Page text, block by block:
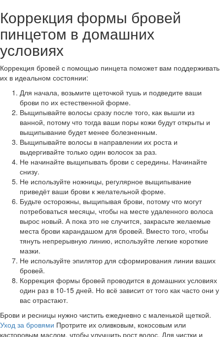
Коррекция формы бровей
пинцетом в домашних
условиях
Коррекция бровей с помощью пинцета поможет вам поддерживать
их в идеальном состоянии:
Для начала, возьмите щеточкой тушь и подведите ваши
брови по их естественной форме.
Выщипывайте волосы сразу после того, как вышли из
ванной, потому что тогда ваши поры кожи будут открыты и
выщипывание будет менее болезненным.
Выщипывайте волосы в направлении их роста и
выдергивайте только один волосок за раз.
Не начинайте выщипывать брови с середины. Начинайте
снизу.
Не используйте ножницы, регулярное выщипывание
приведёт ваши брови к желательной форме.
Будьте осторожны, выщипывая брови, потому что могут
потребоваться месяцы, чтобы на месте удаленного волоса
вырос новый. А пока это не случится, закрасьте желаемые
места брови карандашом для бровей. Вместо того, чтобы
тянуть непрерывную линию, используйте легкие короткие
мазки.
Не используйте эпилятор для сформирования линии ваших
бровей.
Коррекция формы бровей проводится в домашних условиях
один раз в 10-15 дней. Но всё зависит от того как часто они у
вас отрастают.
Брови и ресницы нужно чистить ежедневно с маленькой щеткой.
Уход за бровями Протрите их оливковым, кокосовым или
касторовым маслом, чтобы улучшить рост волос. Для чистки и